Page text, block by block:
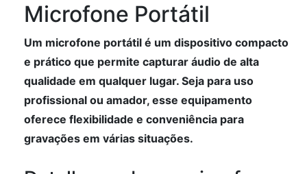
Microfone Portátil
Um microfone portátil é um dispositivo compacto
e prático que permite capturar áudio de alta
qualidade em qualquer lugar. Seja para uso
profissional ou amador, esse equipamento
oferece flexibilidade e conveniência para
gravações em várias situações.